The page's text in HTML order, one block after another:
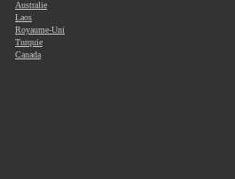
Australie
Laos
Royaume-Uni
Turquie
Canada